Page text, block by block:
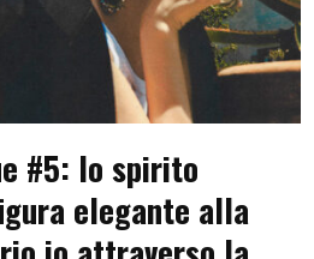
#5: lo spirito
elegante alla